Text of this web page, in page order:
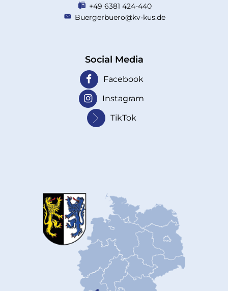
+49 6381 424-440
Buergerbuero@kv-kus.de
Social Media
Facebook
Instagram
TikTok